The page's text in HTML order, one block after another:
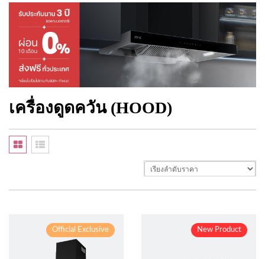
เครื่องดูดควัน (HOOD)
Official Exclusive New Product